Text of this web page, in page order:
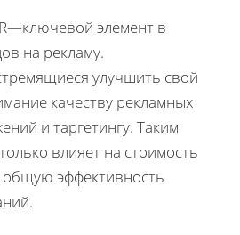
элемент в
на рекламу.
улучшить свой
качеству рекламных
и таргетингу. Таким
влияет на стоимость
эффективность